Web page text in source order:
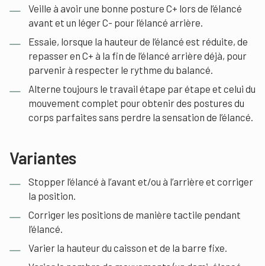
Veille à avoir une bonne posture C+ lors de l’élancé
avant et un léger C- pour l’élancé arrière.
Essaie, lorsque la hauteur de l’élancé est réduite, de
repasser en C+ à la fin de l’élancé arrière déjà, pour
parvenir à respecter le rythme du balancé.
Alterne toujours le travail étape par étape et celui du
mouvement complet pour obtenir des postures du
corps parfaites sans perdre la sensation de l’élancé.
Variantes
Stopper l’élancé à l’avant et/ou à l’arrière et corriger
la position.
Corriger les positions de manière tactile pendant
l’élancé.
Varier la hauteur du caisson et de la barre fixe.